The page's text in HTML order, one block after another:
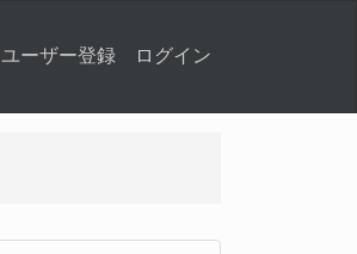
ユーザー登録 ログイン